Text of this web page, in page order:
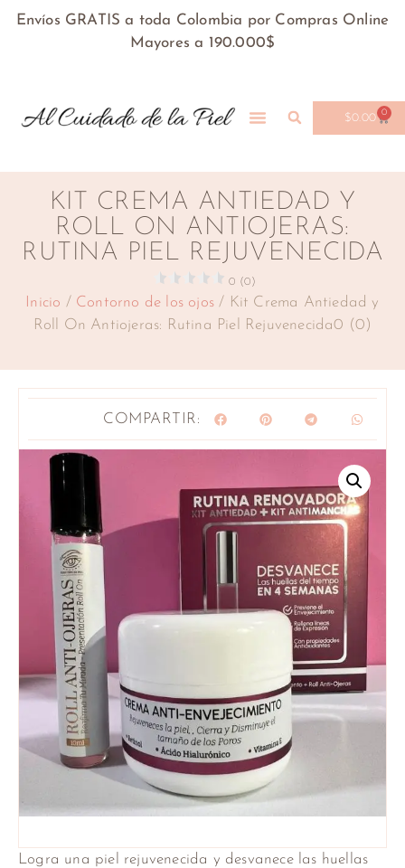
Envíos GRATIS a toda Colombia por Compras Online
Mayores a 190.000$
$0.00 0
KIT CREMA ANTIEDAD Y
ROLL ON ANTIOJERAS:
RUTINA PIEL REJUVENECIDA
0 (0)
Inicio / Contorno de los ojos / Kit Crema Antiedad y
Roll On Antiojeras: Rutina Piel Rejuvenecida0 (0)
COMPARTIR:
Logra una piel rejuvenecida y desvanece las huellas